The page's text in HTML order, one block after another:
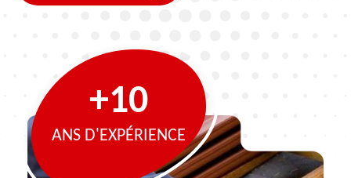
+10
ANS D'EXPÉRIENCE